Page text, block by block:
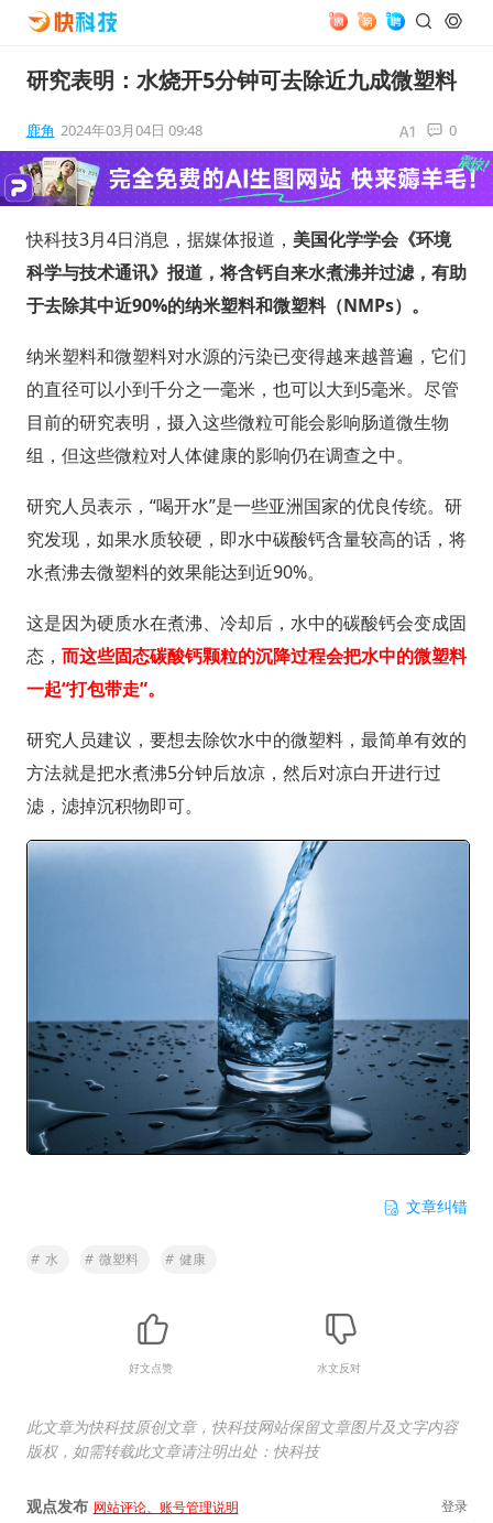
研究表明：水烧开5分钟可去除近九成微塑料
鹿角 2024年03月04日 09:48 0
快科技3月4日消息，据媒体报道， 美国化学学会《环境
科学与技术通讯》报道，将含钙自来水煮沸并过滤，有助
于去除其中近90%的纳米塑料和微塑料（NMPs）。
纳米塑料和微塑料对水源的污染已变得越来越普遍，它们
的直径可以小到千分之一毫米，也可以大到5毫米。尽管
目前的研究表明，摄入这些微粒可能会影响肠道微生物
组，但这些微粒对人体健康的影响仍在调查之中。
研究人员表示，“喝开水”是一些亚洲国家的优良传统。研
究发现，如果水质较硬，即水中碳酸钙含量较高的话，将
水煮沸去微塑料的效果能达到近90%。
这是因为硬质水在煮沸、冷却后，水中的碳酸钙会变成固
态， 而这些固态碳酸钙颗粒的沉降过程会把水中的微塑料
一起“打包带走”。
研究人员建议，要想去除饮水中的微塑料，最简单有效的
方法就是把水煮沸5分钟后放凉，然后对凉白开进行过
滤，滤掉沉积物即可。
文章纠错
# 水 # 微塑料 # 健康
好文点赞 水文反对
此文章为快科技原创文章，快科技网站保留文章图片及文字内容
版权，如需转载此文章请注明出处：快科技
观点发布 网站评论、账号管理说明 登录